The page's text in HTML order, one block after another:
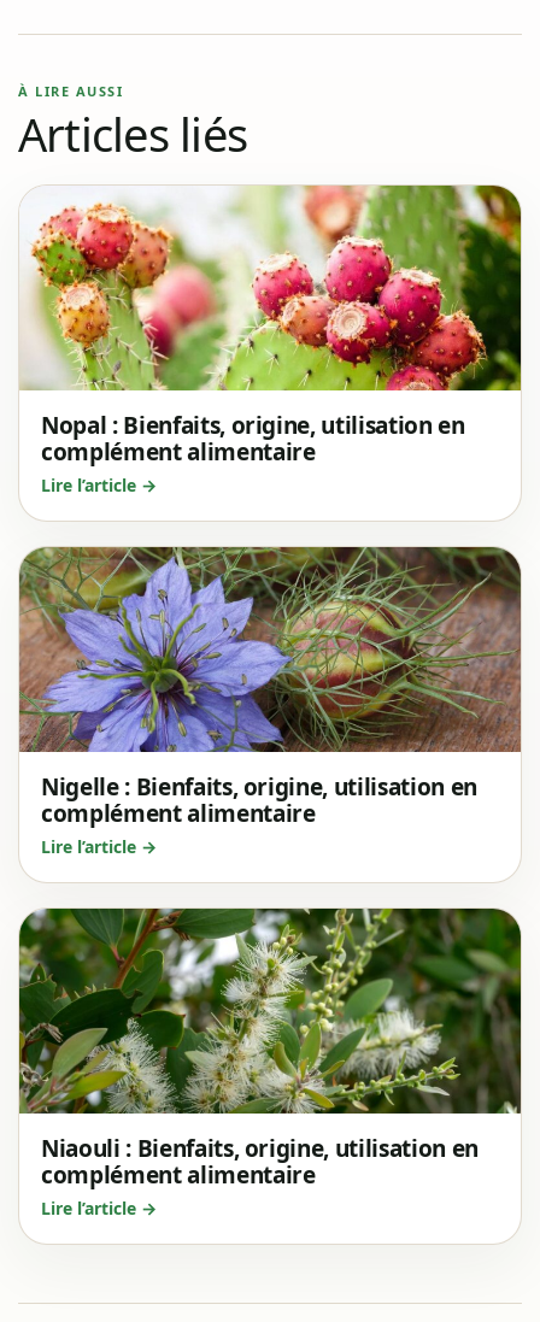
À LIRE AUSSI
Articles liés
Nopal : Bienfaits, origine, utilisation en
complément alimentaire
Lire l’article →
Nigelle : Bienfaits, origine, utilisation en
complément alimentaire
Lire l’article →
Niaouli : Bienfaits, origine, utilisation en
complément alimentaire
Lire l’article →